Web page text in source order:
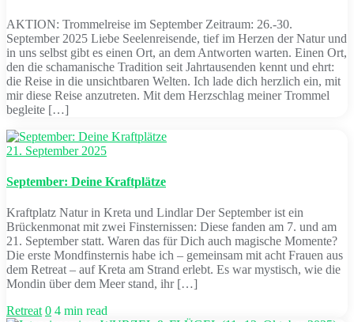
AKTION: Trommelreise im September Zeitraum: 26.-30.
September 2025 Liebe Seelenreisende, tief im Herzen der Natur und
in uns selbst gibt es einen Ort, an dem Antworten warten. Einen Ort,
den die schamanische Tradition seit Jahrtausenden kennt und ehrt:
die Reise in die unsichtbaren Welten. Ich lade dich herzlich ein, mit
mir diese Reise anzutreten. Mit dem Herzschlag meiner Trommel
begleite […]
21. September 2025
September: Deine Kraftplätze
Kraftplatz Natur in Kreta und Lindlar Der September ist ein
Brückenmonat mit zwei Finsternissen: Diese fanden am 7. und am
21. September statt. Waren das für Dich auch magische Momente?
Die erste Mondfinsternis habe ich – gemeinsam mit acht Frauen aus
dem Retreat – auf Kreta am Strand erlebt. Es war mystisch, wie die
Mondin über dem Meer stand, ihr […]
Retreat 0 4 min read